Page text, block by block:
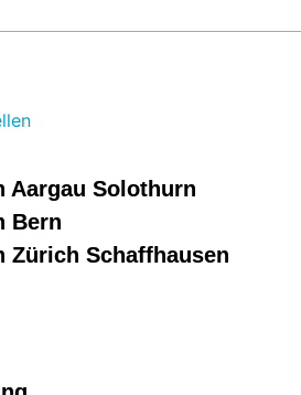
Aargau Solothurn
Bern
Zürich Schaffhausen